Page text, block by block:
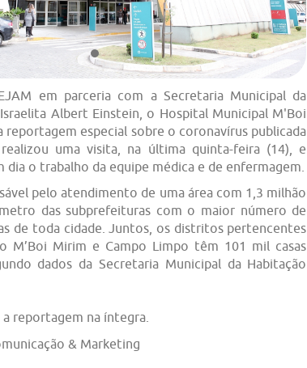
em parceria com a Secretaria Municipal da
Albert Einstein, o Hospital Municipal M'Boi
reportagem especial sobre o coronavírus publicada
uma visita, na última quinta-feira (14), e
dia o trabalho da equipe médica e de enfermagem.
pelo atendimento de uma área com 1,3 milhão
das subprefeituras com o maior número de
de toda cidade. Juntos, os distritos pertencentes
M’Boi Mirim e Campo Limpo têm 101 mil casas
dados da Secretaria Municipal da Habitação
reportagem na íntegra.
& Marketing